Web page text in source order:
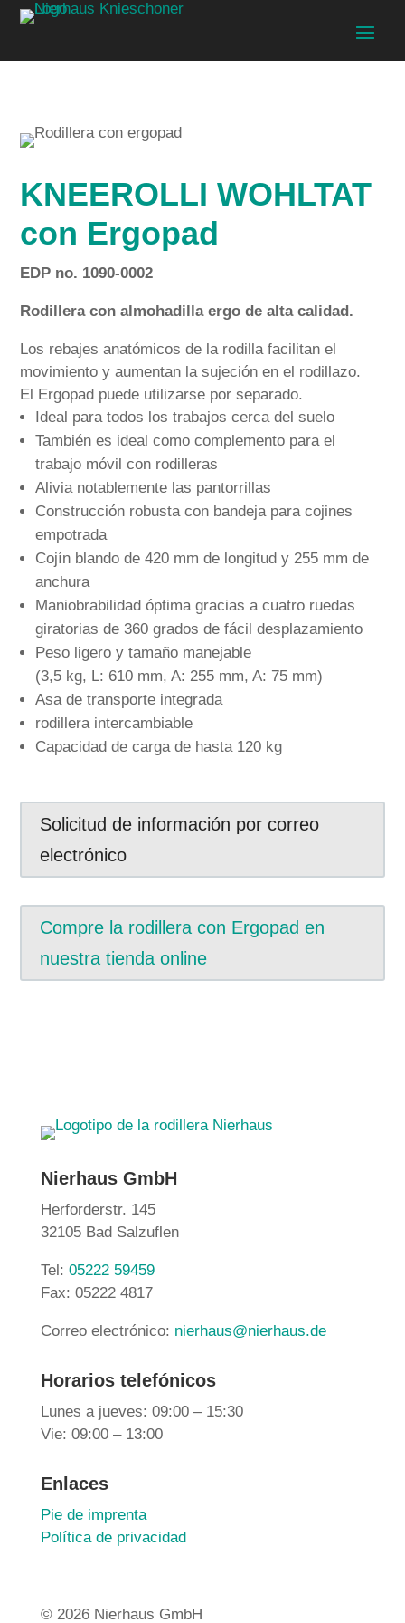
KNEEROLLI WOHLTAT
con Ergopad
EDP no. 1090-0002
Rodillera con almohadilla ergo de alta calidad.
Los rebajes anatómicos de la rodilla facilitan el
movimiento y aumentan la sujeción en el rodillazo.
El Ergopad puede utilizarse por separado.
Ideal para todos los trabajos cerca del suelo
También es ideal como complemento para el
trabajo móvil con rodilleras
Alivia notablemente las pantorrillas
Construcción robusta con bandeja para cojines
empotrada
Cojín blando de 420 mm de longitud y 255 mm de
anchura
Maniobrabilidad óptima gracias a cuatro ruedas
giratorias de 360 grados de fácil desplazamiento
Peso ligero y tamaño manejable
(3,5 kg, L: 610 mm, A: 255 mm, A: 75 mm)
Asa de transporte integrada
rodillera intercambiable
Capacidad de carga de hasta 120 kg
Solicitud de información por correo
electrónico
Compre la rodillera con Ergopad en
nuestra tienda online
Nierhaus GmbH
Herforderstr. 145
32105 Bad Salzuflen
Tel: 05222 59459
Fax: 05222 4817
Correo electrónico: nierhaus@nierhaus.de
Horarios telefónicos
Lunes a jueves: 09:00 – 15:30
Vie: 09:00 – 13:00
Enlaces
Pie de imprenta
Política de privacidad
© 2026 Nierhaus GmbH